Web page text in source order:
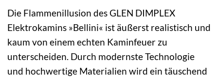
Die Flammenillusion des GLEN DIMPLEX
Elektrokamins »Bellini« ist äußerst realistisch und
kaum von einem echten Kaminfeuer zu
unterscheiden. Durch modernste Technologie
und hochwertige Materialien wird ein täuschend